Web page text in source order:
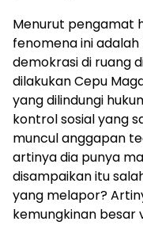
Menurut pengamat
fenomena ini
demokrasi di ruang
dilakukan Cepu
yang dilindungi
kontrol sosial yang
muncul anggapan
artinya dia punya
disampaikan itu
yang melapor?
kemungkinan besar